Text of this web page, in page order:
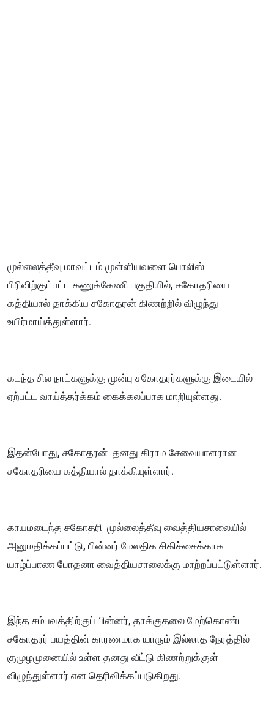
முல்லைத்தீவு மாவட்டம் முள்ளியவளை பொலிஸ்
பிரிவிற்குட்பட்ட கணுக்கேணி பகுதியில், சகோதரியை
கத்தியால் தாக்கிய சகோதரன் கிணற்றில் விழுந்து
உயிர்மாய்த்துள்ளார்.
கடந்த சில நாட்களுக்கு முன்பு சகோதரர்களுக்கு இடையில்
ஏற்பட்ட வாய்த்தர்க்கம் கைக்கலப்பாக மாறியுள்ளது.
இதன்போது, சகோதரன் தனது கிராம சேவையாளரான
சகோதரியை கத்தியால் தாக்கியுள்ளார்.
காயமடைந்த சகோதரி முல்லைத்தீவு வைத்தியசாலையில்
அனுமதிக்கப்பட்டு, பின்னர் மேலதிக சிகிச்சைக்காக
யாழ்ப்பாண போதனா வைத்தியசாலைக்கு மாற்றப்பட்டுள்ளார்.
இந்த சம்பவத்திற்குப் பின்னர், தாக்குதலை மேற்கொண்ட
சகோதரர் பயத்தின் காரணமாக யாரும் இல்லாத நேரத்தில்
குமுழமுனையில் உள்ள தனது வீட்டு கிணற்றுக்குள்
விழுந்துள்ளார் என தெரிவிக்கப்படுகிறது.